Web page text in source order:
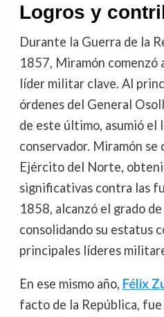
Logros y
Durante la Guerra de la
1857, Miramón comenzó
líder militar clave. Al
órdenes del General
de este último, asumió el
conservador. Miramón
Ejército del Norte,
significativas contra las
1858, alcanzó el grado de
consolidando su estatus
principales líderes
En ese mismo año, Félix
facto de la República,